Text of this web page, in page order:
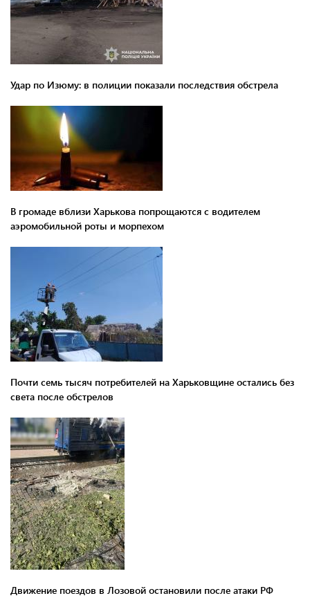
Удар по Изюму: в полиции показали последствия обстрела
В громаде вблизи Харькова попрощаются с водителем
аэромобильной роты и морпехом
Почти семь тысяч потребителей на Харьковщине остались без
света после обстрелов
Движение поездов в Лозовой остановили после атаки РФ